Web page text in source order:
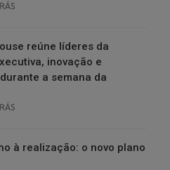
reúne líderes da
inovação e
a semana da
à realização: o novo plano